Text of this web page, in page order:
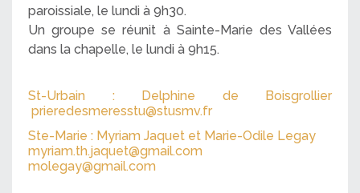
paroissiale, le lundi à 9h30.
Un groupe se réunit à Sainte-Marie des Vallées
dans la chapelle, le lundi à 9h15.
St-Urbain : Delphine de Boisgrollier
prieredesmeresstu@stusmv.fr
Ste-Marie : Myriam Jaquet et Marie-Odile Legay
myriam.th.jaquet@gmail.com
molegay@gmail.com